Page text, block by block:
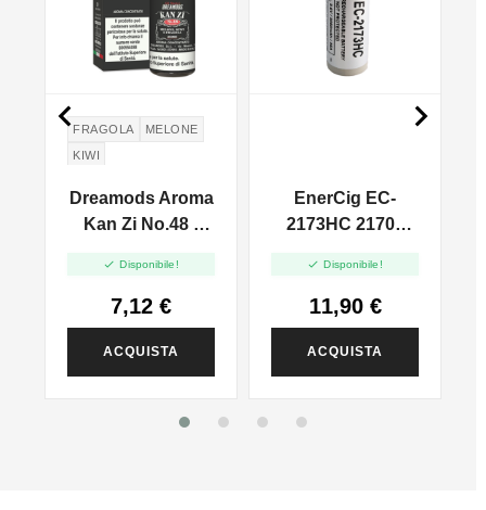
FRAGOLA
MELONE
KIWI
Dreamods Aroma
Kan Zi No.48 -
 Disponibile!
7,12 €
ACQUISTA
EnerCig EC-
2173HC 21700
Senza Pin
 Disponibile!
11,90 €
ACQUISTA
 